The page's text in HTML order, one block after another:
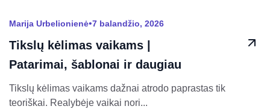
Marija Urbelionienė•7 balandžio, 2026
Tikslų kėlimas vaikams |
Patarimai, šablonai ir daugiau
Tikslų kėlimas vaikams dažnai atrodo paprastas tik
teoriškai. Realybėje vaikai nori...